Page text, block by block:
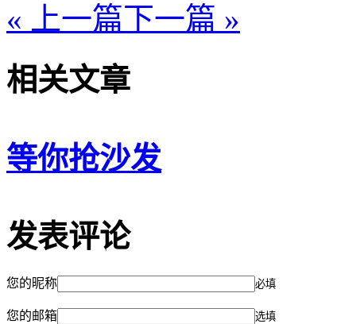
« 上一篇下一篇 »
相关文章
等你抢沙发
发表评论
您的昵称 必填
您的邮箱 选填